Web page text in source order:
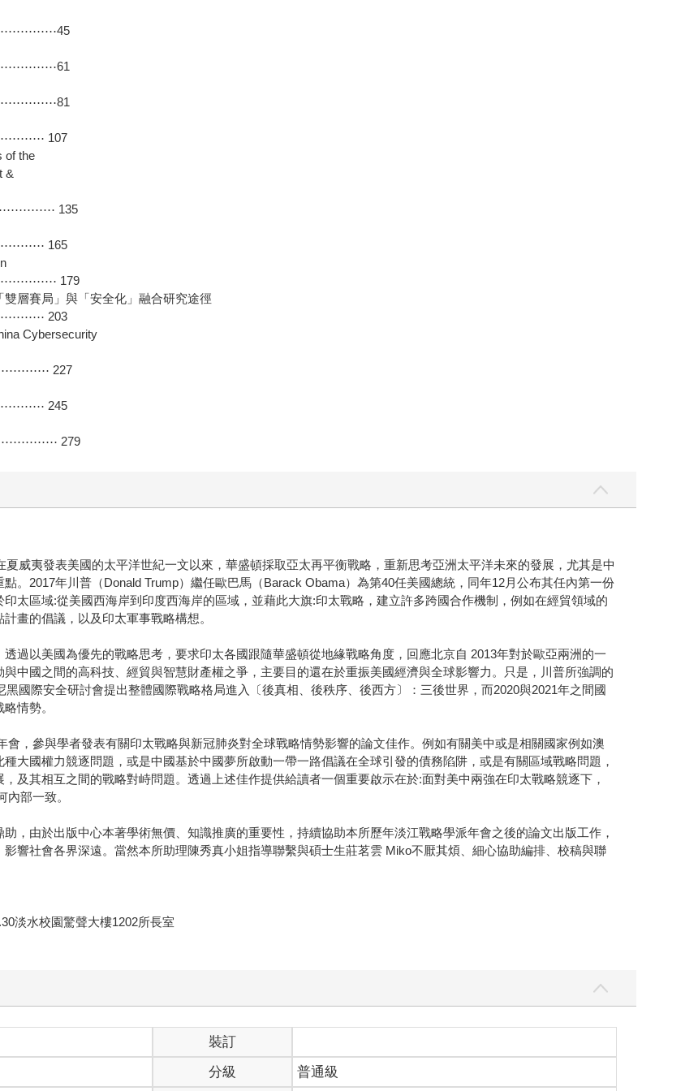
107
of the
&
135
165
179
層賽局」與「安全化」融合研究途徑
203
Cybersecurity
227
245
279
威夷發表美國的太平洋世紀一文以來，華盛頓採取亞太再平衡戰略，重新思考亞洲太平洋未來的發展，尤其是中
。2017年川普（Donald Trump）繼任歐巴馬（Barack Obama）為第40任美國總統，同年12月公布其任內第一份
太區域:從美國西海岸到印度西海岸的區域，並藉此大旗:印太戰略，建立許多跨國合作機制，例如在經貿領域的
畫的倡議，以及印太軍事戰略構想。
過以美國為優先的戰略思考，要求印太各國跟隨華盛頓從地緣戰略角度，回應北京自 2013年對於歐亞兩洲的一
中國之間的高科技、經貿與智慧財產權之爭，主要目的還在於重振美國經濟與全球影響力。只是，川普所強調的
國際安全研討會提出整體國際戰略格局進入〔後真相、後秩序、後西方〕：三後世界，而2020與2021年之間國
情勢。
，參與學者發表有關印太戰略與新冠肺炎對全球戰略情勢影響的論文佳作。例如有關美中或是相關國家例如澳
大國權力競逐問題，或是中國基於中國夢所啟動一帶一路倡議在全球引發的債務陷阱，或是有關區域戰略問題，
及其相互之間的戰略對峙問題。透過上述佳作提供給讀者一個重要啟示在於:面對美中兩強在印太戰略競逐下，
部一致。
，由於出版中心本著學術無價、知識推廣的重要性，持續協助本所歷年淡江戰略學派年會之後的論文出版工作，
響社會各界深遠。當然本所助理陳秀真小姐指導聯繫與碩士生莊茗雲 Miko不厭其煩、細心協助編排、校稿與聯
淡水校園驚聲大樓1202所長室
裝訂
分級 普通級